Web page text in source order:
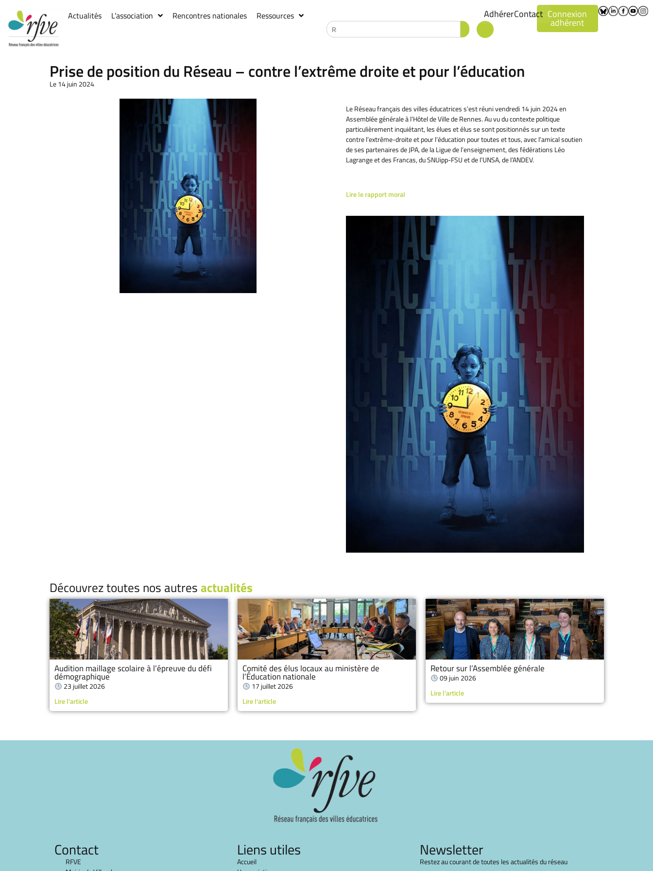
Actualités L’association Rencontres nationales Ressources Connexion
adhérent
Contact
Adhérer
Prise de position du Réseau – contre l’extrême droite et pour l’éducation
Le 14 juin 2024
Le Réseau français des villes éducatrices s’est réuni vendredi 14 juin 2024 en
Assemblée générale à l’Hôtel de Ville de Rennes. Au vu du contexte politique
particulièrement inquiétant, les élues et élus se sont positionnés sur un texte
contre l’extrême-droite et pour l’éducation pour toutes et tous, avec l’amical soutien
de ses partenaires de JPA, de la Ligue de l’enseignement, des fédérations Léo
Lagrange et des Francas, du SNUipp-FSU et de l’UNSA, de l’ANDEV.
Lire le rapport moral
Découvrez toutes nos autresactualités
Audition maillage scolaire à l’épreuve du défi
démographique
23 juillet 2026
Lire l'article
Comité des élus locaux au ministère de
l’Éducation nationale
17 juillet 2026
Lire l'article
Retour sur l’Assemblée générale
09 juin 2026
Lire l'article
Contact
RFVE
Liens utiles
Accueil
Newsletter
Restez au courant de toutes les actualités du réseau